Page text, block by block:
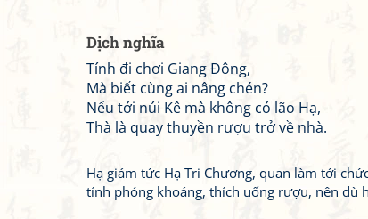
Dịch nghĩa
Tính đi chơi Giang Đông,
Mà biết cùng ai nâng chén?
Nếu tới núi Kê mà không có lão Hạ,
Thà là quay thuyền rượu trở về nhà.
Hạ giám tức Hạ Tri Chương, quan làm tới
tính phóng khoáng, thích uống rượu, nên dù